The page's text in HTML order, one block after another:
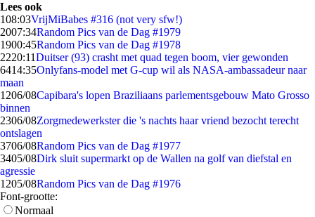
Lees ook
108:03VrijMiBabes #316 (not very sfw!)
2007:34Random Pics van de Dag #1979
1900:45Random Pics van de Dag #1978
2220:11Duitser (93) crasht met quad tegen boom, vier gewonden
6414:35Onlyfans-model met G-cup wil als NASA-ambassadeur naar
maan
1206/08Capibara's lopen Braziliaans parlementsgebouw Mato Grosso
binnen
2306/08Zorgmedewerkster die 's nachts haar vriend bezocht terecht
ontslagen
3706/08Random Pics van de Dag #1977
3405/08Dirk sluit supermarkt op de Wallen na golf van diefstal en
agressie
1205/08Random Pics van de Dag #1976
Font-grootte:
Normaal